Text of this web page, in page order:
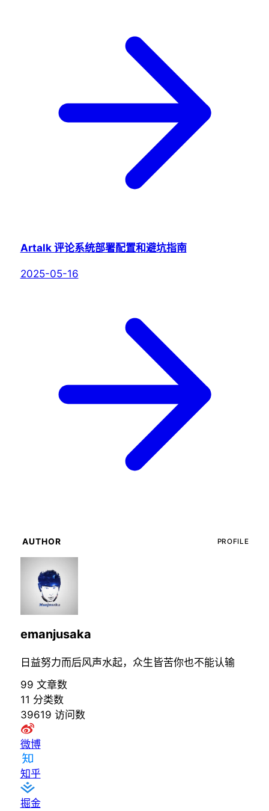
Artalk 评论系统部署配置和避坑指南
2025-05-16
AUTHOR PROFILE
emanjusaka
日益努力而后风声水起，众生皆苦你也不能认输
99 文章数
11 分类数
39619 访问数
微博
知乎
掘金